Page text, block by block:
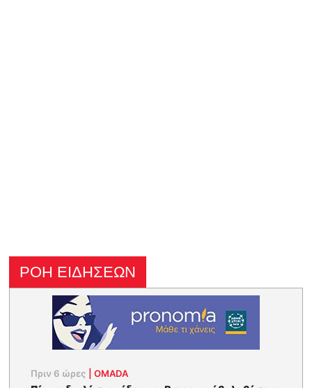
ΡΟΗ ΕΙΔΗΣΕΩΝ
Πριν 6 ώρες |OMADA